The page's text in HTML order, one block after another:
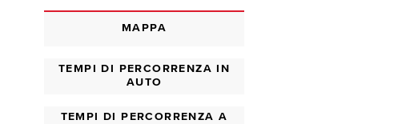
MAPPA
TEMPI DI PERCORRENZA IN
AUTO
TEMPI DI PERCORRENZA A